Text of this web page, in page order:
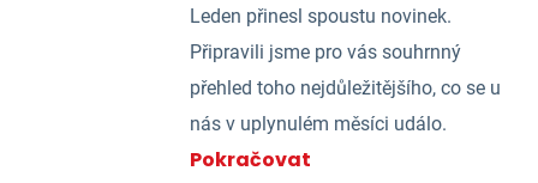
Leden přinesl spoustu novinek.
Připravili jsme pro vás souhrnný
přehled toho nejdůležitějšího, co se u
nás v uplynulém měsíci událo.
Pokračovat